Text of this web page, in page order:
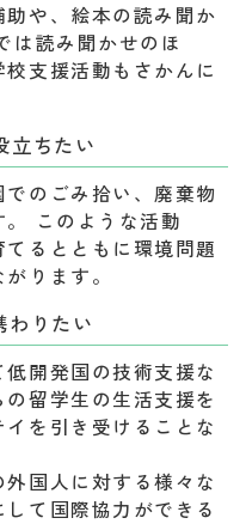
や、絵本の読み聞か
は読み聞かせのほ
支援活動もさかんに
立ちたい
のごみ拾い、廃棄物
このような活動
るとともに環境問題
ります。
わりたい
開発国の技術支援な
留学生の生活支援を
を引き受けることな
国人に対する様々な
て国際協力ができる